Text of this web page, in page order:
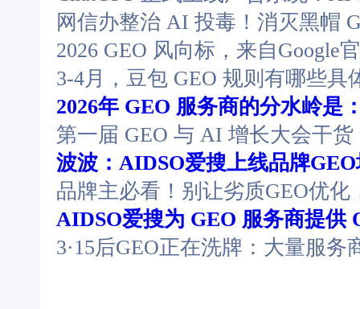
网信办整治 AI 投毒！消灭黑帽
2026 GEO 风向标，来自Google
3-4月，豆包 GEO 规则有哪些具
2026年 GEO 服务商的分水岭是
第一届 GEO 与 AI 增长大会干
波波：AIDSO爱搜上线品牌
品牌主必看！别让劣质GEO优
AIDSO爱搜为 GEO 服务商提供
3·15后GEO正在洗牌：大量服